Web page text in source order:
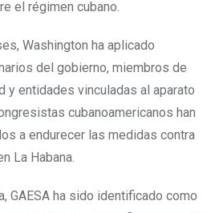
el régimen cubano.
Washington ha aplicado
del gobierno, miembros de
y entidades vinculadas al aparato
cubanoamericanos han
a endurecer las medidas contra
La Habana.
GAESA ha sido identificado como